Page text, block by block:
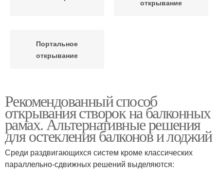
открывание
Портальное
открывание
Рекомендованный способ
открывания створок на балконных
рамах. Альтернативные решения
для остекления балконов и лоджий
Среди раздвигающихся систем кроме классических
параллельно-сдвижных решений выделяются: